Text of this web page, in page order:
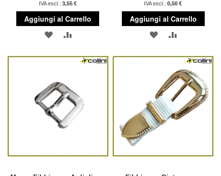
3,55 €
Aggiungi al Carrello
AGGIUNGI
DESIDERI
AGGIUNGI
0,50 €
Aggiungi al Carrello
AGGIUNGI
LISTA
DESIDERI